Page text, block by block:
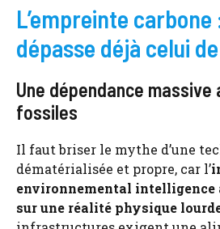
L’empreinte
dépasse déjà celui
Une dépendance massive
fossiles
Il faut briser le mythe d’une
dématérialisée et propre, car l’
environnemental
sur une réalité physique